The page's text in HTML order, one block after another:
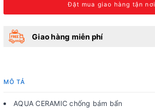
Đặt mua giao hàng tận nơi
Giao hàng miễn phí
MÔ TẢ
AQUA CERAMIC chống bám bẩn